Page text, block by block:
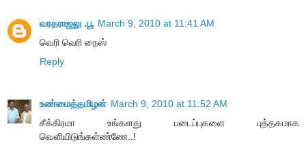
வரதராஜலு .பூ March 9, 2010 at 11:41 AM
வெரி வெரி நைஸ்
Reply
உண்மைத்தமிழன் March 9, 2010 at 11:52 AM
சீக்கிரமா உங்களது படைப்புகளை புத்தகமாக
வெளியிடுங்கள்ண்ணே..!